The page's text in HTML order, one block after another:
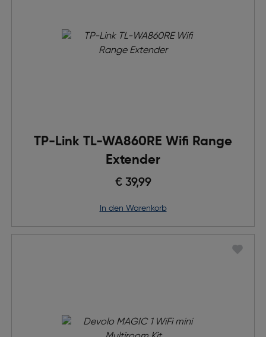
TP-Link TL-WA860RE Wifi Range
Extender
€ 39,99
in den Warenkorb